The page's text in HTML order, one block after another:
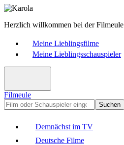
Herzlich willkommen bei der Filmeule
Meine Lieblingsfilme
Meine Lieblingsschauspieler
Filmeule
Suchen
Demnächst im TV
Deutsche Filme